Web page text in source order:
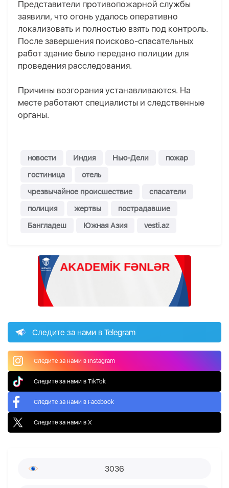
Представители противопожарной службы
заявили, что огонь удалось оперативно
локализовать и полностью взять под контроль.
После завершения поисково-спасательных
работ здание было передано полиции для
проведения расследования.
Причины возгорания устанавливаются. На
месте работают специалисты и следственные
органы.
новости Индия Нью-Дели
пожар
гостиница
отель
чрезвычайное происшествие
спасатели
полиция
жертвы
пострадавшие
Бангладеш
Южная Азия vesti.az
Следите за нами в Telegram
Следите за нами в Instagram
Следите за нами в TikTok
Следите за нами в Facebook
Следите за нами в X
3036